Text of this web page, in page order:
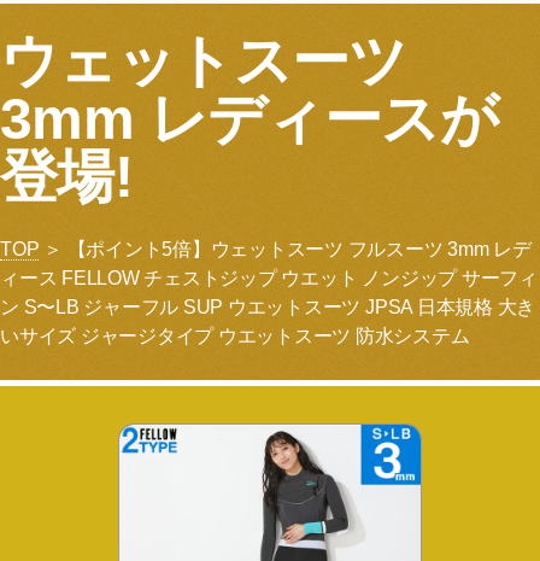
ウェットスーツ
3mm レディースが
登場!
TOP ＞ 【ポイント5倍】ウェットスーツ フルスーツ 3mm レデ
ィース FELLOW チェストジップ ウエット ノンジップ サーフィ
ン S〜LB ジャーフル SUP ウエットスーツ JPSA 日本規格 大き
いサイズ ジャージタイプ ウエットスーツ 防水システム